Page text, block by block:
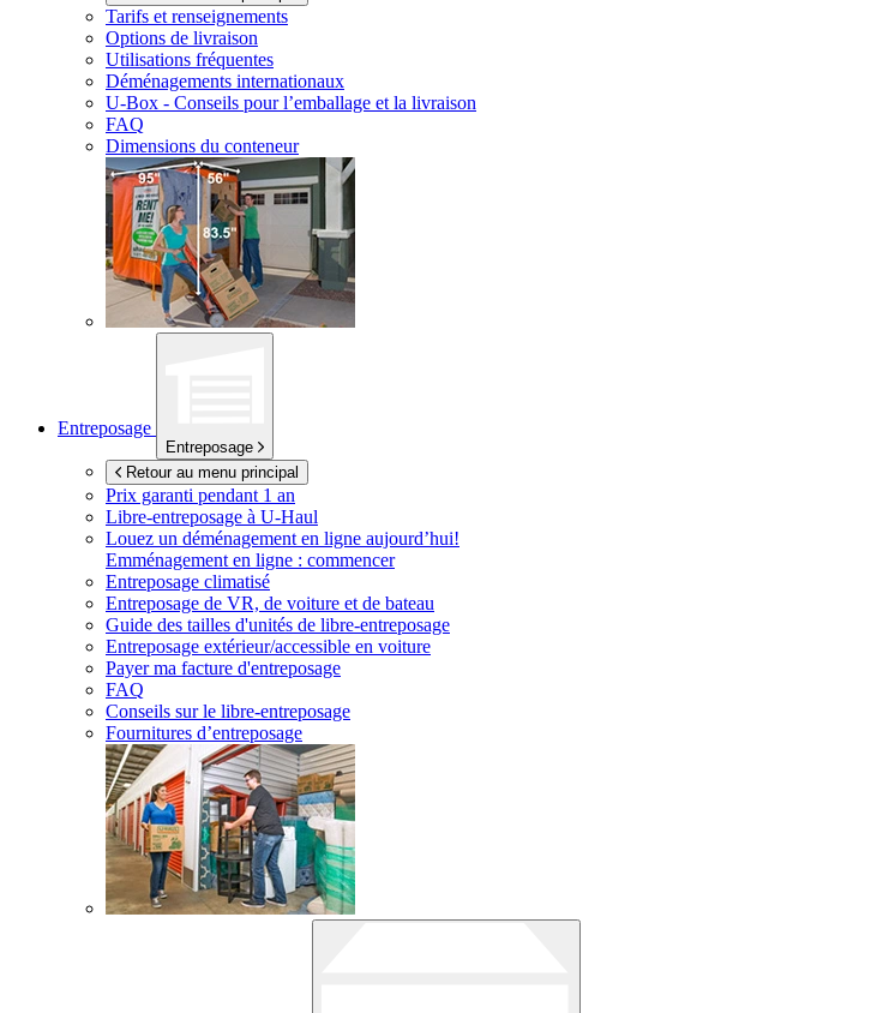
Tarifs et renseignements
Options de livraison
Utilisations fréquentes
Déménagements internationaux
U-Box - Conseils pour l’emballage et la livraison
FAQ
Dimensions du conteneur
Entreposage
Entreposage
Retour au menu principal
Prix garanti pendant 1 an
Libre-entreposage à U-Haul
Louez un déménagement en ligne aujourd’hui!
Emménagement en ligne : commencer
Entreposage climatisé
Entreposage de VR, de voiture et de bateau
Guide des tailles d'unités de libre-entreposage
Entreposage extérieur/accessible en voiture
Payer ma facture d'entreposage
FAQ
Conseils sur le libre-entreposage
Fournitures d’entreposage